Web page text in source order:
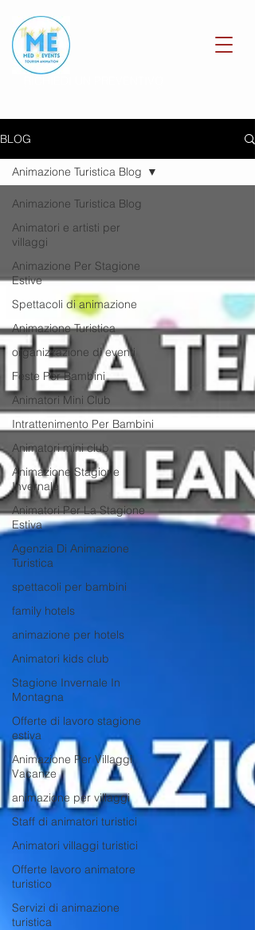
BLOG
Animazione Turistica Blog
Animatori e artisti per
villaggi
Animazione Per Stagione
Estive
Spettacoli di animazione
Animazione Turistica
organizzazione di eventi
Feste Per Bambini
Animatori Mini Club
Intrattenimento Per Bambini
Animatori mini club
Animazione Stagione
Invernale
Animatori Per La Stagione
Estiva
Agenzia Di Animazione
Turistica
spettacoli per bambini
family hotels
animazione per hotels
Animatori kids club
Stagione Invernale In
Montagna
Offerte di lavoro stagione
estiva
Animazione Per Villaggi
Vacanze
animazione per villaggi
Staff di animatori turistici
Animatori villaggi turistici
Offerte lavoro animatore
turistico
Servizi di animazione
turistica
Animazione Turistica Blog